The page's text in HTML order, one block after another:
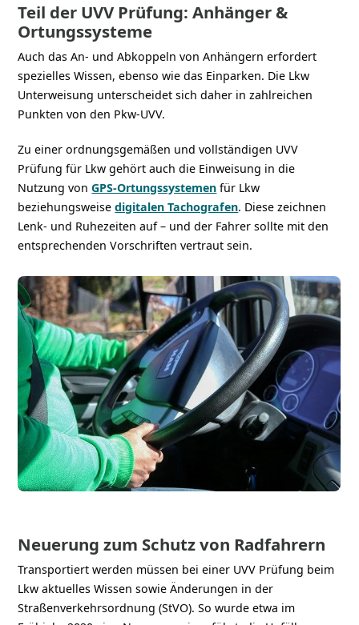
Teil der UVV Prüfung: Anhänger &
Ortungssysteme
Auch das An- und Abkoppeln von Anhängern erfordert
spezielles Wissen, ebenso wie das Einparken. Die Lkw
Unterweisung unterscheidet sich daher in zahlreichen
Punkten von den Pkw-UVV.
Zu einer ordnungsgemäßen und vollständigen UVV
Prüfung für Lkw gehört auch die Einweisung in die
Nutzung vonGPS-Ortungssystemen für Lkw
beziehungsweisedigitalen Tachografen. Diese zeichnen
Lenk- und Ruhezeiten auf – und der Fahrer sollte mit den
entsprechenden Vorschriften vertraut sein.
Neuerung zum Schutz von Radfahrern
Transportiert werden müssen bei einer UVV Prüfung beim
Lkw aktuelles Wissen sowie Änderungen in der
Straßenverkehrsordnung (StVO). So wurde etwa im